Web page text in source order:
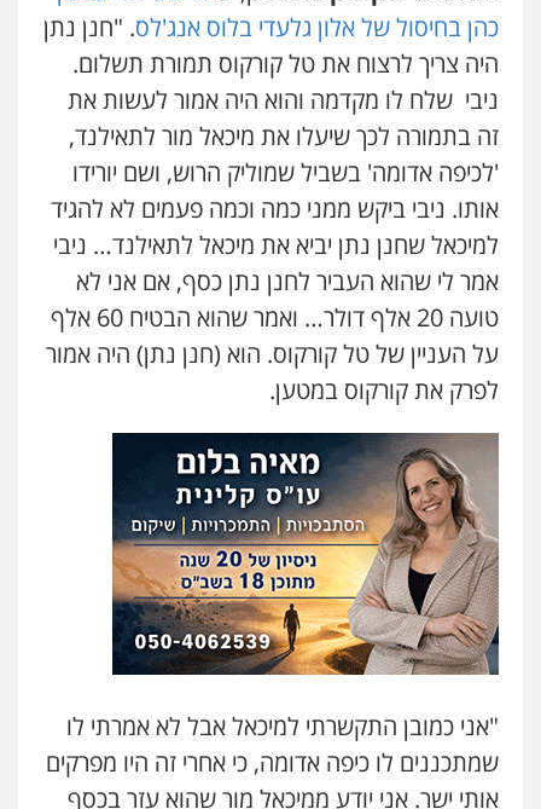
כהן בחיסול של אלון גלעדי בלוס אנג'לס. "חנן נתן
היה צריך לרצוח את טל קורקוס תמורת תשלום.
ניבי שלח לו מקדמה והוא היה אמור לעשות את
זה בתמורה לכך שיעלו את מיכאל מור לתאילנד,
'לכיפה אדומה' בשביל שמוליק הרוש, ושם יורידו
אותו. ניבי ביקש ממני כמה וכמה פעמים לא להגיד
למיכאל שחנן נתן יביא את מיכאל לתאילנד… ניבי
אמר לי שהוא העביר לחנן נתן כסף, אם אני לא
טועה 20 אלף דולר… ואמר שהוא הבטיח 60 אלף
על העניין של טל קורקוס. הוא (חנן נתן) היה אמור
לפרק את קורקוס במטען.
"אני כמובן התקשרתי למיכאל אבל לא אמרתי לו
שמתכננים לו כיפה אדומה, כי אחרי זה היו מפרקים
אותי ישר. אני יודע ממיכאל מור שהוא עזר בכסף